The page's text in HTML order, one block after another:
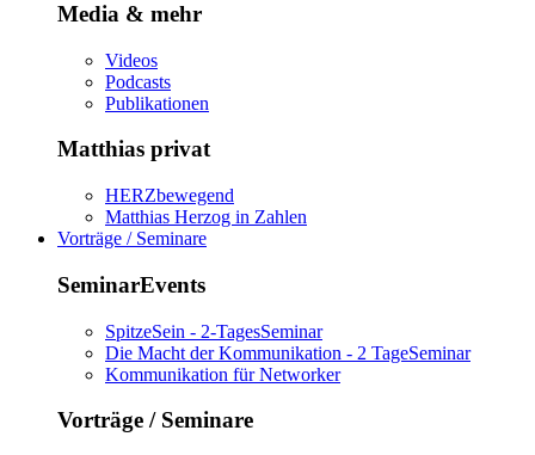
Media & mehr
Videos
Podcasts
Publikationen
Matthias privat
HERZbewegend
Matthias Herzog in Zahlen
Vorträge / Seminare
SeminarEvents
SpitzeSein - 2-TagesSeminar
Die Macht der Kommunikation - 2 TageSeminar
Kommunikation für Networker
Vorträge / Seminare